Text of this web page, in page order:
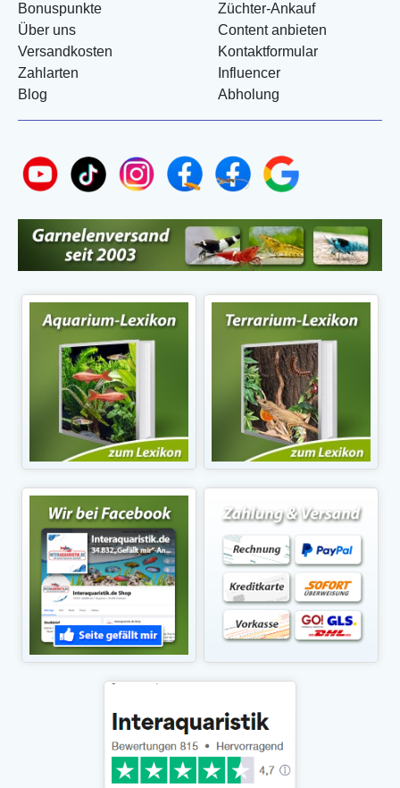
Bonuspunkte
Über uns
Versandkosten
Zahlarten
Blog
Züchter-Ankauf
Content anbieten
Kontaktformular
Influencer
Abholung